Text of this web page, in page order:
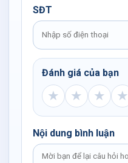
SĐT
Đánh giá của bạn
★ ★ ★ ★
Nội dung bình luận